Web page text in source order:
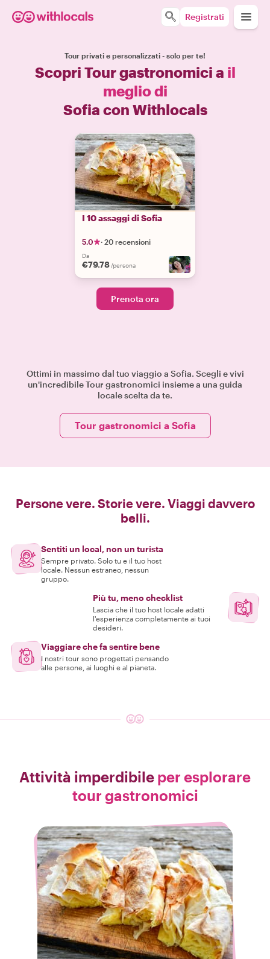
Registrati
Tour privati e personalizzati - solo per te!
Scopri Tour gastronomici a il
meglio di
Sofia con Withlocals
I 10 assaggi di Sofia
5.0 · 20 recensioni
Da
€79.78 /persona
Prenota ora
Ottimi in massimo dal tuo viaggio a Sofia. Scegli e vivi
un'incredibile Tour gastronomici insieme a una guida
locale scelta da te.
Tour gastronomici a Sofia
Persone vere. Storie vere. Viaggi davvero
belli.
Sentiti un local, non un turista
Sempre privato. Solo tu e il tuo host
locale. Nessun estraneo, nessun
gruppo.
Più tu, meno checklist
Lascia che il tuo host locale adatti
l'esperienza completamente ai tuoi
desideri.
Viaggiare che fa sentire bene
I nostri tour sono progettati pensando
alle persone, ai luoghi e al pianeta.
Attività imperdibile per esplorare
tour gastronomici